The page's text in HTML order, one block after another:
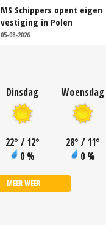
MS Schippers opent eigen
vestiging in Polen
05-08-2026
Dinsdag
22° / 12°
0 %
Woensdag
28° / 11°
0 %
MEER WEER